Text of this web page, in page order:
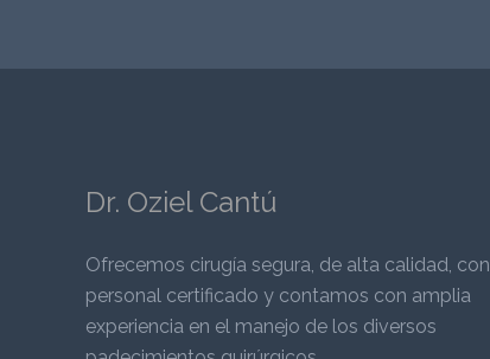
Dr. Oziel Cantú
Ofrecemos cirugía segura, de alta calidad, con
personal certificado y contamos con amplia
experiencia en el manejo de los diversos